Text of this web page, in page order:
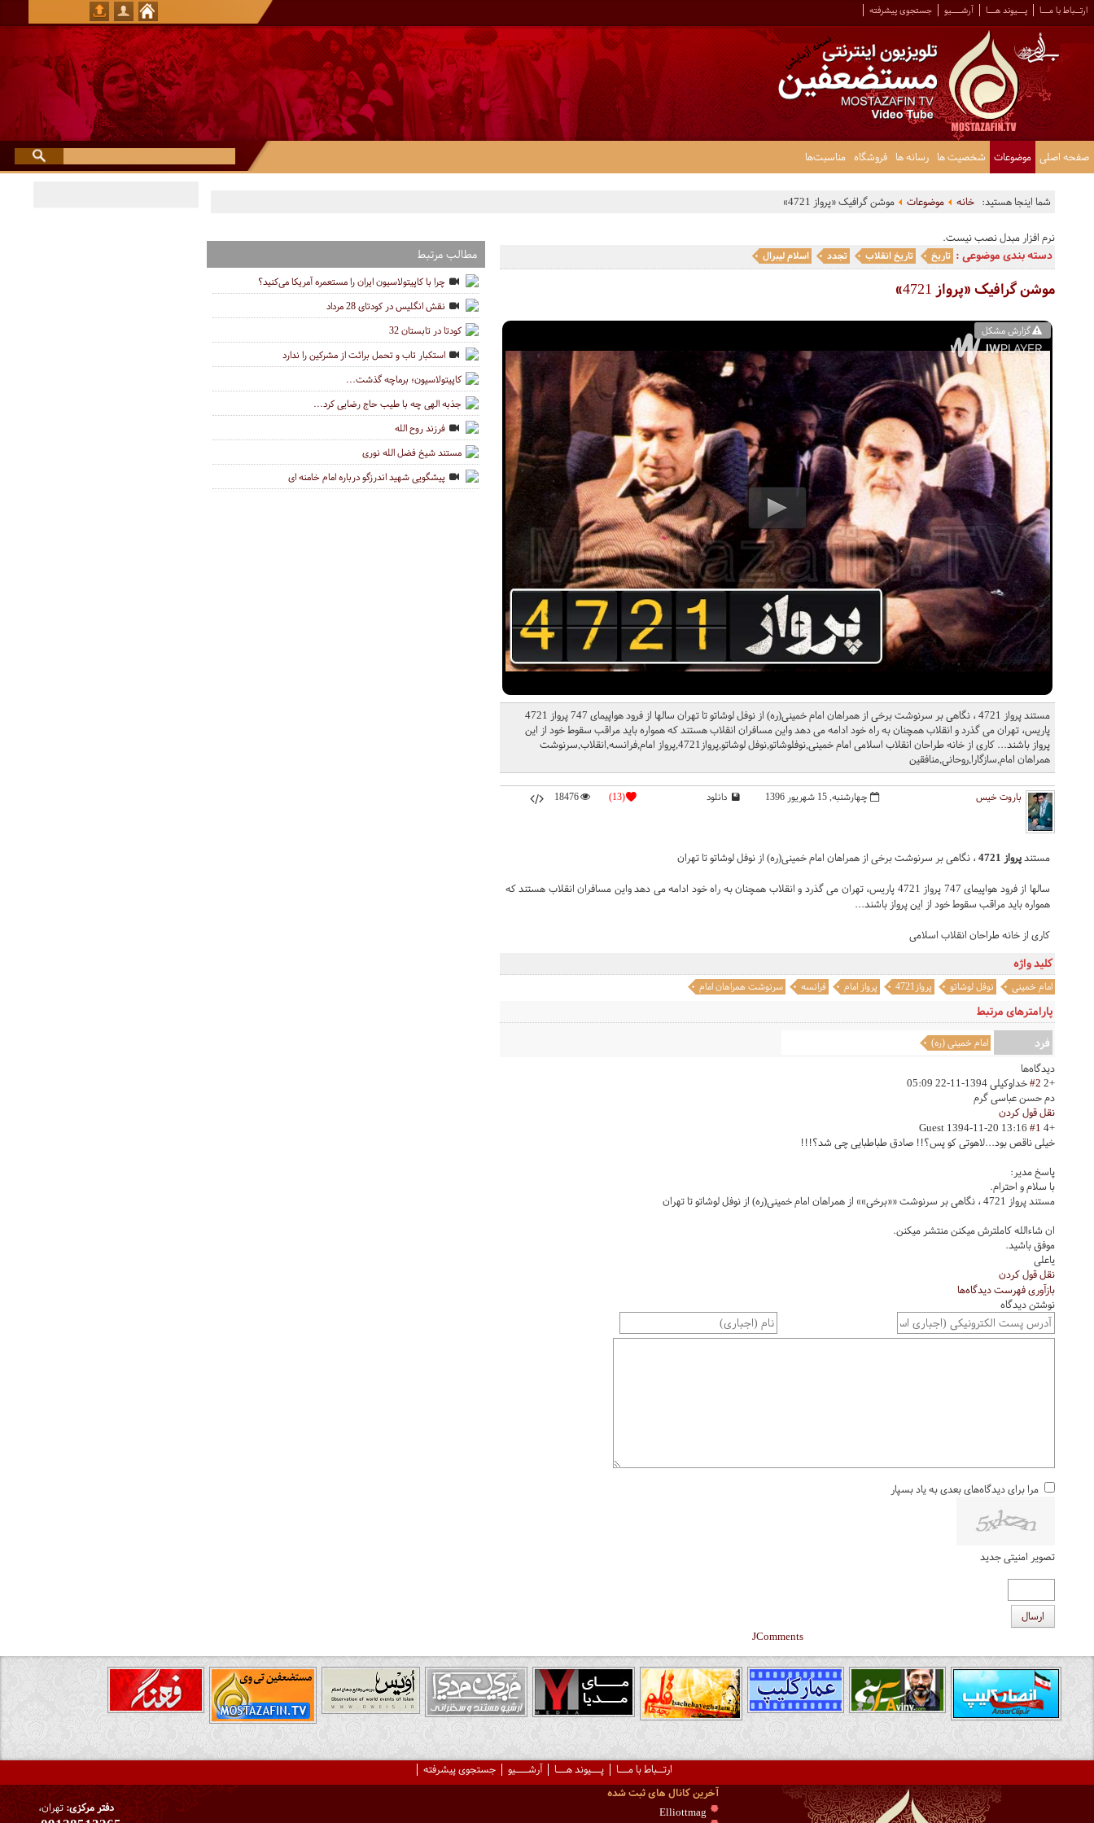
ارتــباط با مـــا پـــیوند هـــا آرشــــیو جستجوی پیشرفته
صفحه اصلی موضوعات شخصیت ها رسانه ها فروشگاه مناسبت‌ها
شما اینجا هستید: خانه موضوعات موشن گرافیک «پرواز 4721»
نرم افزار مبدل نصب نیست.
مطالب مرتبط
چرا با کاپیتولاسیون ایران را مستعمره آمریکا می‌کنید؟
نقش انگلیس در کودتای 28 مرداد
کودتا در تابستان 32
استکبار تاب و تحمل برائت از مشرکین را ندارد
کاپیتولاسیون؛ برماچه گذشت...
جذبه الهی چه با طیب حاج رضایی کرد...
فرزند روح الله
مستند شیخ فضل الله نوری
پیشگویی شهید اندرزگو درباره امام خامنه ای
دسته بندی موضوعی : تاریخ تاریخ انقلاب تجدد اسلام لیبرال
موشن گرافیک «پرواز 4721»
گزارش مشکل
مستند پرواز 4721 ، نگاهی بر سرنوشت برخی از همراهان امام خمینی(ره) از نوفل لوشاتو تا تهران سالها از فرود هواپیمای 747 پرواز 4721
پاریس، تهران می گذرد و انقلاب همچنان به راه خود ادامه می دهد واین مسافران انقلاب هستند که همواره باید مراقب سقوط خود از این
پرواز باشند... کاری از خانه طراحان انقلاب اسلامی امام خمینی,نوفلوشاتو,نوفل لوشاتو,پرواز4721,پرواز امام,فرانسه,انقلاب,سرنوشت
همراهان امام,سازگارا,روحانی,منافقین
باروت خیس چهارشنبه, 15 شهریور 1396 دانلود (13)
18476
مستندپرواز 4721 ، نگاهی بر سرنوشت برخی از همراهان امام خمینی(ره) از نوفل لوشاتو تا تهران
سالها از فرود هواپیمای 747 پرواز 4721 پاریس، تهران می گذرد و انقلاب همچنان به راه خود ادامه می دهد واین مسافران انقلاب هستند که
همواره باید مراقب سقوط خود از این پرواز باشند...
کاری از خانه طراحان انقلاب اسلامی
کلید واژه
امام خمینی نوفل لوشاتو پرواز4721 پرواز امام فرانسه سرنوشت همراهان امام
پارامترهای مرتبط
فرد امام خمینی (ره)
دیدگاه‌ها
+2
#2خداوکیلی1394-11-22 05:09
دم حسن عباسی گرم
نقل قول کردن
+4
#1
Guest 1394-11-20 13:16
خیلی ناقص بود...لاهوتی کو پس؟!! صادق طباطبایی چی شد؟!!!
پاسخ مدیر:
با سلام و احترام.
مستند پرواز 4721 ، نگاهی بر سرنوشت ««برخی»» از همراهان امام خمینی(ره) از نوفل لوشاتو تا تهران
ان شاءالله کاملترش میکنن منتشر میکنن.
موفق باشید.
یاعلی
نقل قول کردن
بازآوری فهرست دیدگاه‌ها
نوشتن دیدگاه
مرا برای دیدگاه‌های بعدی به یاد بسپار
تصویر امنیتی جدید
ارسال
JComments
ارتــباط با مـــا پـــیوند هـــا آرشــــیو جستجوی پیشرفته
دفتر مرکزی:تهران،
آخرین کانال های ثبت شده
Elliottmag